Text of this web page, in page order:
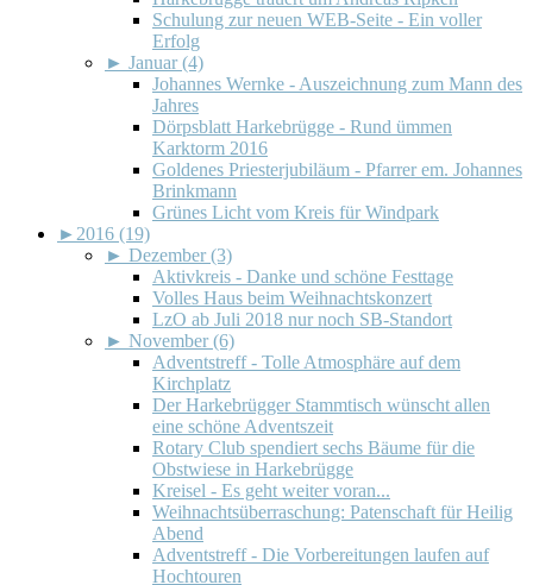
Schulung zur neuen WEB-Seite - Ein voller
Erfolg
► Januar (4)
Johannes Wernke - Auszeichnung zum Mann des
Jahres
Dörpsblatt Harkebrügge - Rund ümmen
Karktorm 2016
Goldenes Priesterjubiläum - Pfarrer em. Johannes
Brinkmann
Grünes Licht vom Kreis für Windpark
► 2016 (19)
► Dezember (3)
Aktivkreis - Danke und schöne Festtage
Volles Haus beim Weihnachtskonzert
LzO ab Juli 2018 nur noch SB-Standort
► November (6)
Adventstreff - Tolle Atmosphäre auf dem
Kirchplatz
Der Harkebrügger Stammtisch wünscht allen
eine schöne Adventszeit
Rotary Club spendiert sechs Bäume für die
Obstwiese in Harkebrügge
Kreisel - Es geht weiter voran...
Weihnachtsüberraschung: Patenschaft für Heilig
Abend
Adventstreff - Die Vorbereitungen laufen auf
Hochtouren